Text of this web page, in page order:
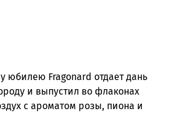
юбилею Fragonard отдает дань
и выпустил во флаконах
с ароматом розы, пиона и